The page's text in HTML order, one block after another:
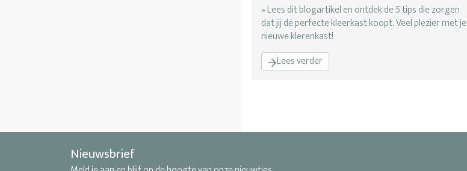
» Lees dit blogartikel en ontdek de 5 tips die zorgen
dat jij dé perfecte kleerkast koopt. Veel plezier met je
nieuwe klerenkast!
Lees verder
Nieuwsbrief